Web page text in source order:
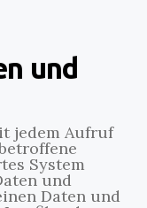
und
jedem Aufruf
System
und
Daten und